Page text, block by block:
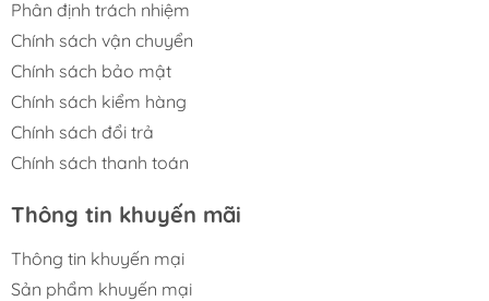
———— M FIGURE———————
🏠 Add: Hoàng Liệt, Hoàng Mai, Hà Nội
🏢 Tell: 098.777.00.35 or 090.345.2816
⌚️ Opening: 09:00 - 20:00 (EveryDay)
#figure #mo_hinh #mo_hinh_nhan_vat
#mo_hinh_chinh_hang #mo_hinh_figure
#figure_chinh_hang #mo_hinh_tinh #nendoroid
#gameprize #scalefigure
Phân định trách nhiệm
Chính sách vận chuyển
Chính sách bảo mật
Chính sách kiểm hàng
Chính sách đổi trả
Chính sách thanh toán
Thông tin khuyến mãi
Thông tin khuyến mại
Sản phẩm khuyến mại